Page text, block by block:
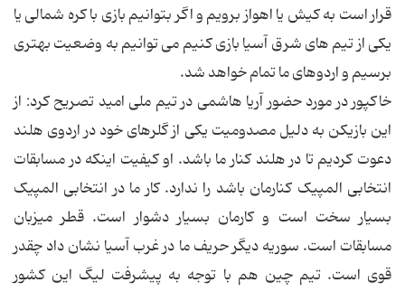
قرار است به کیش یا اهواز برویم و اگر بتوانیم بازی با کره شمالی یا
یکی از تیم های شرق آسیا بازی کنیم می توانیم به وضعیت بهتری
برسیم و اردوهای ما تمام خواهد شد.
خاکپور در مورد حضور آریا هاشمی در تیم ملی امید تصریح کرد: از
این بازیکن به دلیل مصدومیت یکی از گلرهای خود در اردوی هلند
دعوت کردیم تا در هلند کنار ما باشد. او کیفیت اینکه در مسابقات
انتخابی المپیک کنارمان باشد را ندارد. کار ما در انتخابی المپیک
بسیار سخت است و کارمان بسیار دشوار است. قطر میزبان
مسابقات است. سوریه دیگر حریف ما در غرب آسیا نشان داد چقدر
قوی است. تیم چین هم با توجه به پیشرفت لیگ این کشور